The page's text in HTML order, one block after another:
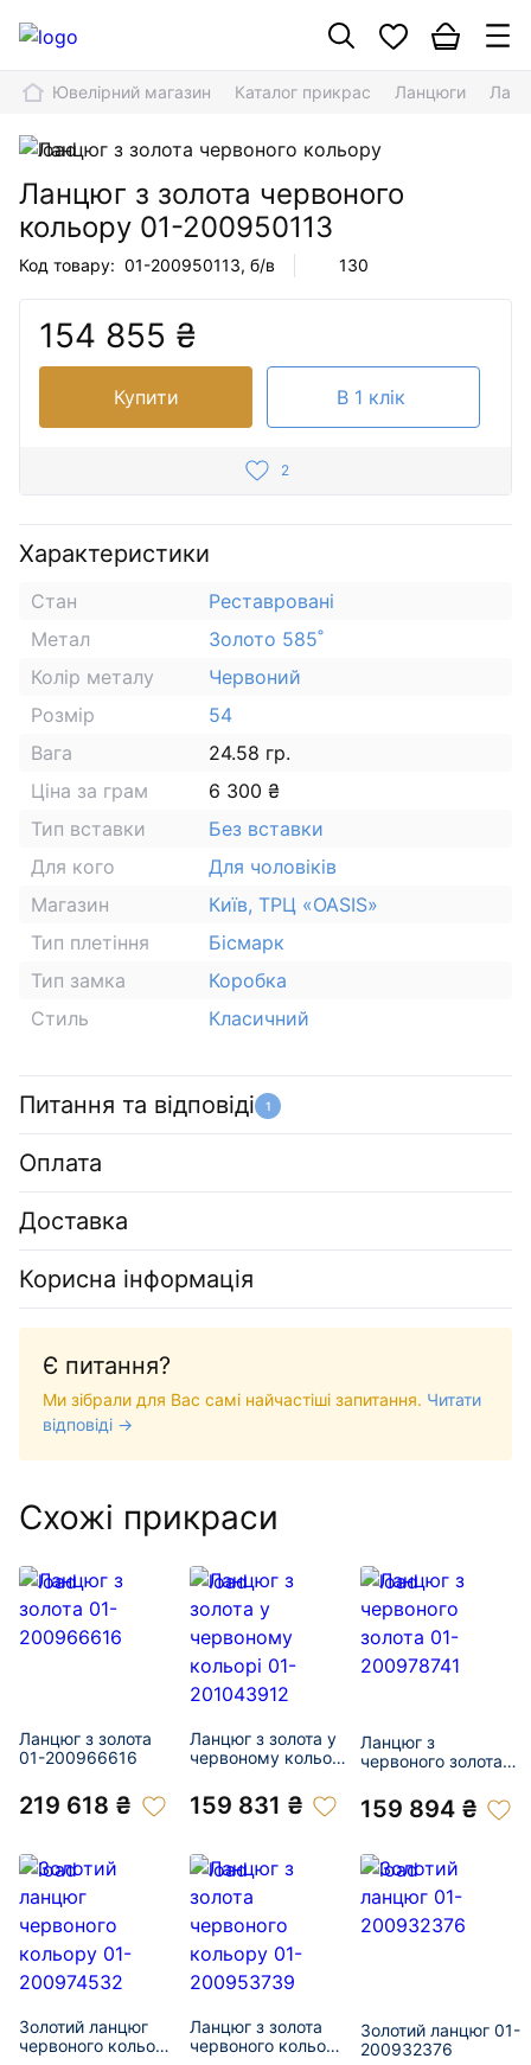
Ювелірний магазин Каталог прикрас Ланцюги
Ланцюг з золота червоного
кольору 01-200950113
Код товару: 01-200950113, б/в 130
154 855 ₴
Купити В 1 клік
2
Характеристики
Стан
Реставровані
Метал
Золото 585˚
Колір металу
Червоний
Розмір
54
Вага
24.58 гр.
Ціна за грам
6 300 ₴
Тип вставки
Без вставки
Для кого
Для чоловіків
Магазин
Київ, ТРЦ «OASIS»
Тип плетіння
Бісмарк
Тип замка
Коробка
Стиль
Класичний
Питання та відповіді 1
Оплата
Доставка
Корисна інформація
Є питання?
Ми зібрали для Вас самі найчастіші запитання. Читати
відповіді →
Схожі прикраси
Ланцюг з золота
01-200966616
219 618 ₴
Ланцюг з золота у
червоному кольорі
159 831 ₴
Ланцюг з
червоного золота
159 894 ₴
Золотий ланцюг
червоного кольору
Ланцюг з золота
червоного кольору
Золотий ланцюг 01-
200932376